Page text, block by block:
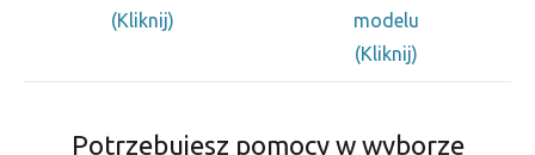
(Kliknij)
modelu
(Kliknij)
Potrzebujesz pomocy w wyborze